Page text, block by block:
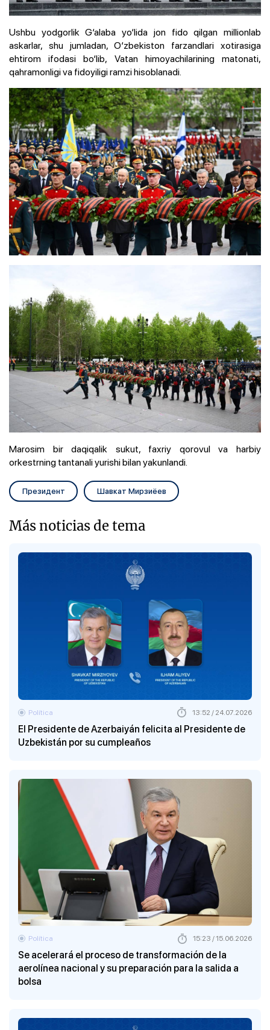
Ushbu yodgorlik G‘alaba yo‘lida jon fido qilgan millionlab
askarlar, shu jumladan, O‘zbekiston farzandlari xotirasiga
ehtirom ifodasi bo‘lib, Vatan himoyachilarining matonati,
qahramonligi va fidoyiligi ramzi hisoblanadi.
Marosim bir daqiqalik sukut, faxriy qorovul va harbiy
orkestrning tantanali yurishi bilan yakunlandi.
Президент Шавкат Мирзиёев
Más noticias de tema
El Presidente de Azerbaiyán felicita al Presidente de
Uzbekistán por su cumpleaños
Política 13:52 / 24.07.2026
Se acelerará el proceso de transformación de la
aerolínea nacional y su preparación para la salida a
bolsa
Política 15:23 / 15.06.2026